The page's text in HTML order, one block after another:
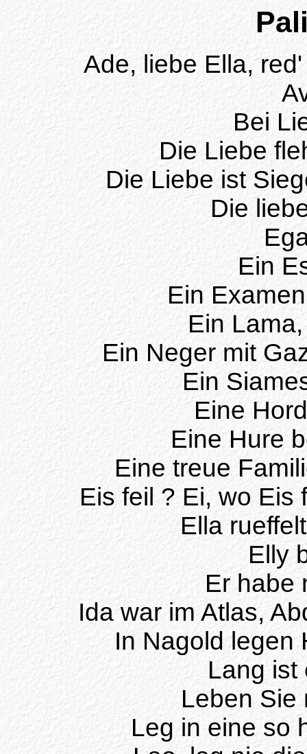
Ade, liebe Ella,
Bei
Die Liebe
Die Liebe ist
Die
Ein
Ein
Ein
Ein Neger mit
Ein
Eine
Eine Hure
Eine treue
Eis feil ? Ei, wo Eis
Ella
Elly
Er habe
Ida war im Atlas,
In Nagold legen
Lang ist
Leben Sie
Leg in eine so